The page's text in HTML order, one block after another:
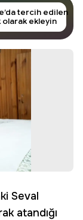
tercih edilen
olarak ekleyin
Seval
atandığı